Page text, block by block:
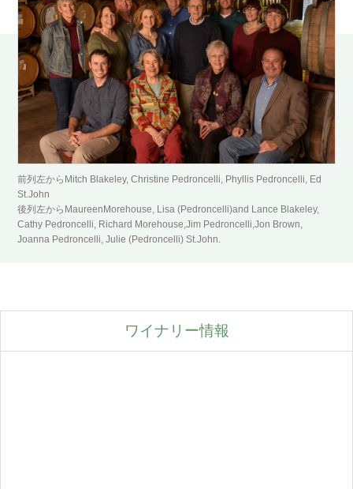
前列左からMitch Blakeley, Christine Pedroncelli, Phyllis Pedroncelli, Ed
St.John
後列左からMaureenMorehouse, Lisa (Pedroncelli)and Lance Blakeley,
Cathy Pedroncelli, Richard Morehouse,Jim Pedroncelli,Jon Brown,
Joanna Pedroncelli, Julie (Pedroncelli) St.John.
ワイナリー情報